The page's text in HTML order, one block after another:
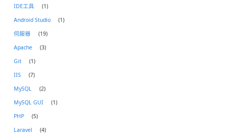
IDE工具
(1)
Android Studio
(1)
伺服器
(19)
Apache
(3)
Git
(1)
IIS
(7)
MySQL
(2)
MySQL GUI
(1)
PHP
(5)
Laravel
(4)